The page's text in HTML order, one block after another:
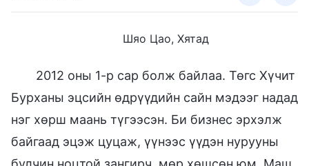
Шяо Цао, Хятад
2012 оны 1-р сар болж байлаа. Төгс Хүчит
Бурханы эцсийн өдрүүдийн сайн мэдээг надад
нэг хөрш маань түгээсэн. Би бизнес эрхэлж
байгаад эцэж цуцаж, үүнээс үүдэн нурууны